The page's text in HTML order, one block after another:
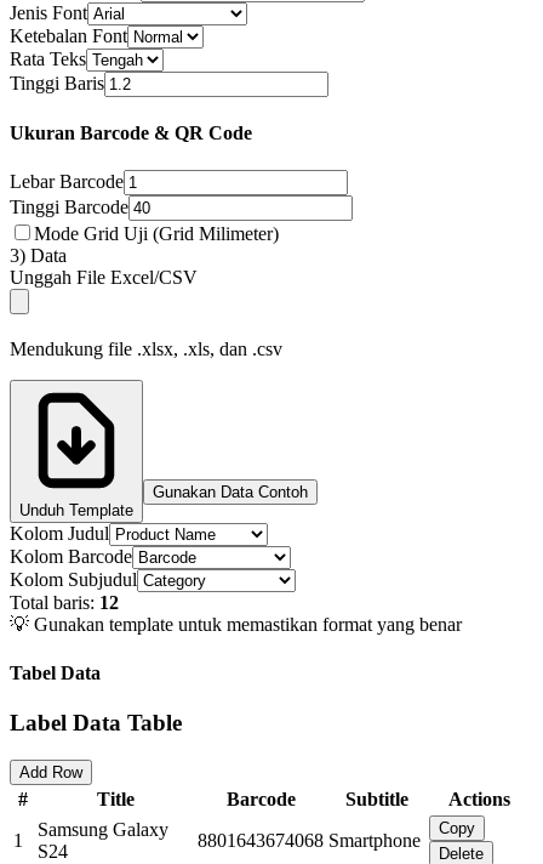
Jenis Font
Ketebalan Font
Rata Teks
Tinggi Baris
Ukuran Barcode & QR Code
Lebar Barcode
Tinggi Barcode
Mode Grid Uji (Grid Milimeter)
3) Data
Unggah File Excel/CSV
Mendukung file .xlsx, .xls, dan .csv
Unduh Template
Gunakan Data Contoh
Kolom Judul
Kolom Barcode
Kolom Subjudul
Total baris: 12
💡 Gunakan template untuk memastikan format yang benar
Tabel Data
Label Data Table
Add Row
# Title Barcode Subtitle
Actions
1
Samsung Galaxy
S24
8801643674068 Smartphone
Copy
Delete